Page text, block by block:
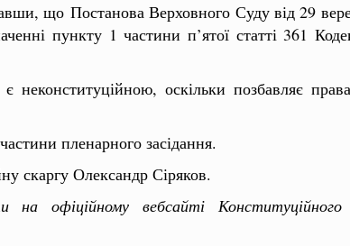
що Постанова Верховного Суду від 29
пункту 1 частини п’ятої статті 361
оскільки позбавляє
пленарного засідання.
скаргу Олександр Сіряков.
на офіційному вебсайті